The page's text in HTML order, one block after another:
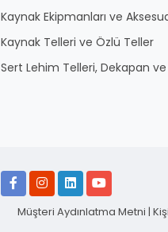
Kaynak Ekipmanları ve
Kaynak Telleri ve Özlü Teller
Sert Lehim Telleri, Dekapan ve
Müşteri Aydınlatma Metni |